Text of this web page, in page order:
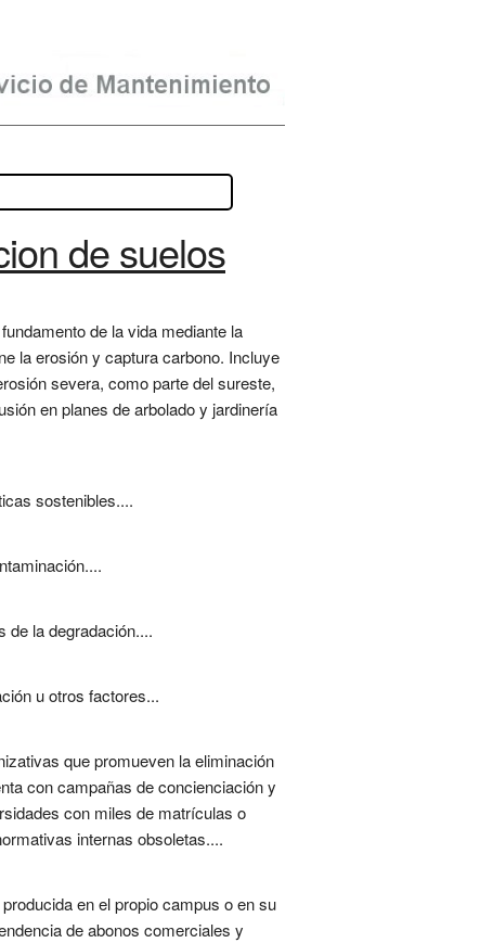
de suelos
de la vida mediante la
la erosión y captura carbono. Incluye
severa, como parte del sureste,
en planes de arbolado y jardinería
sostenibles....
de la degradación....
u otros factores...
que promueven la eliminación
con campañas de concienciación y
con miles de matrículas o
internas obsoletas....
en el propio campus o en su
de abonos comerciales y